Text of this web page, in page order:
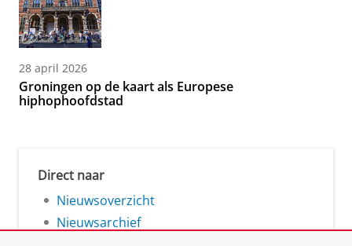
28 april 2026
Groningen op de kaart als Europese
hiphophoofdstad
Direct naar
Nieuwsoverzicht
Nieuwsarchief